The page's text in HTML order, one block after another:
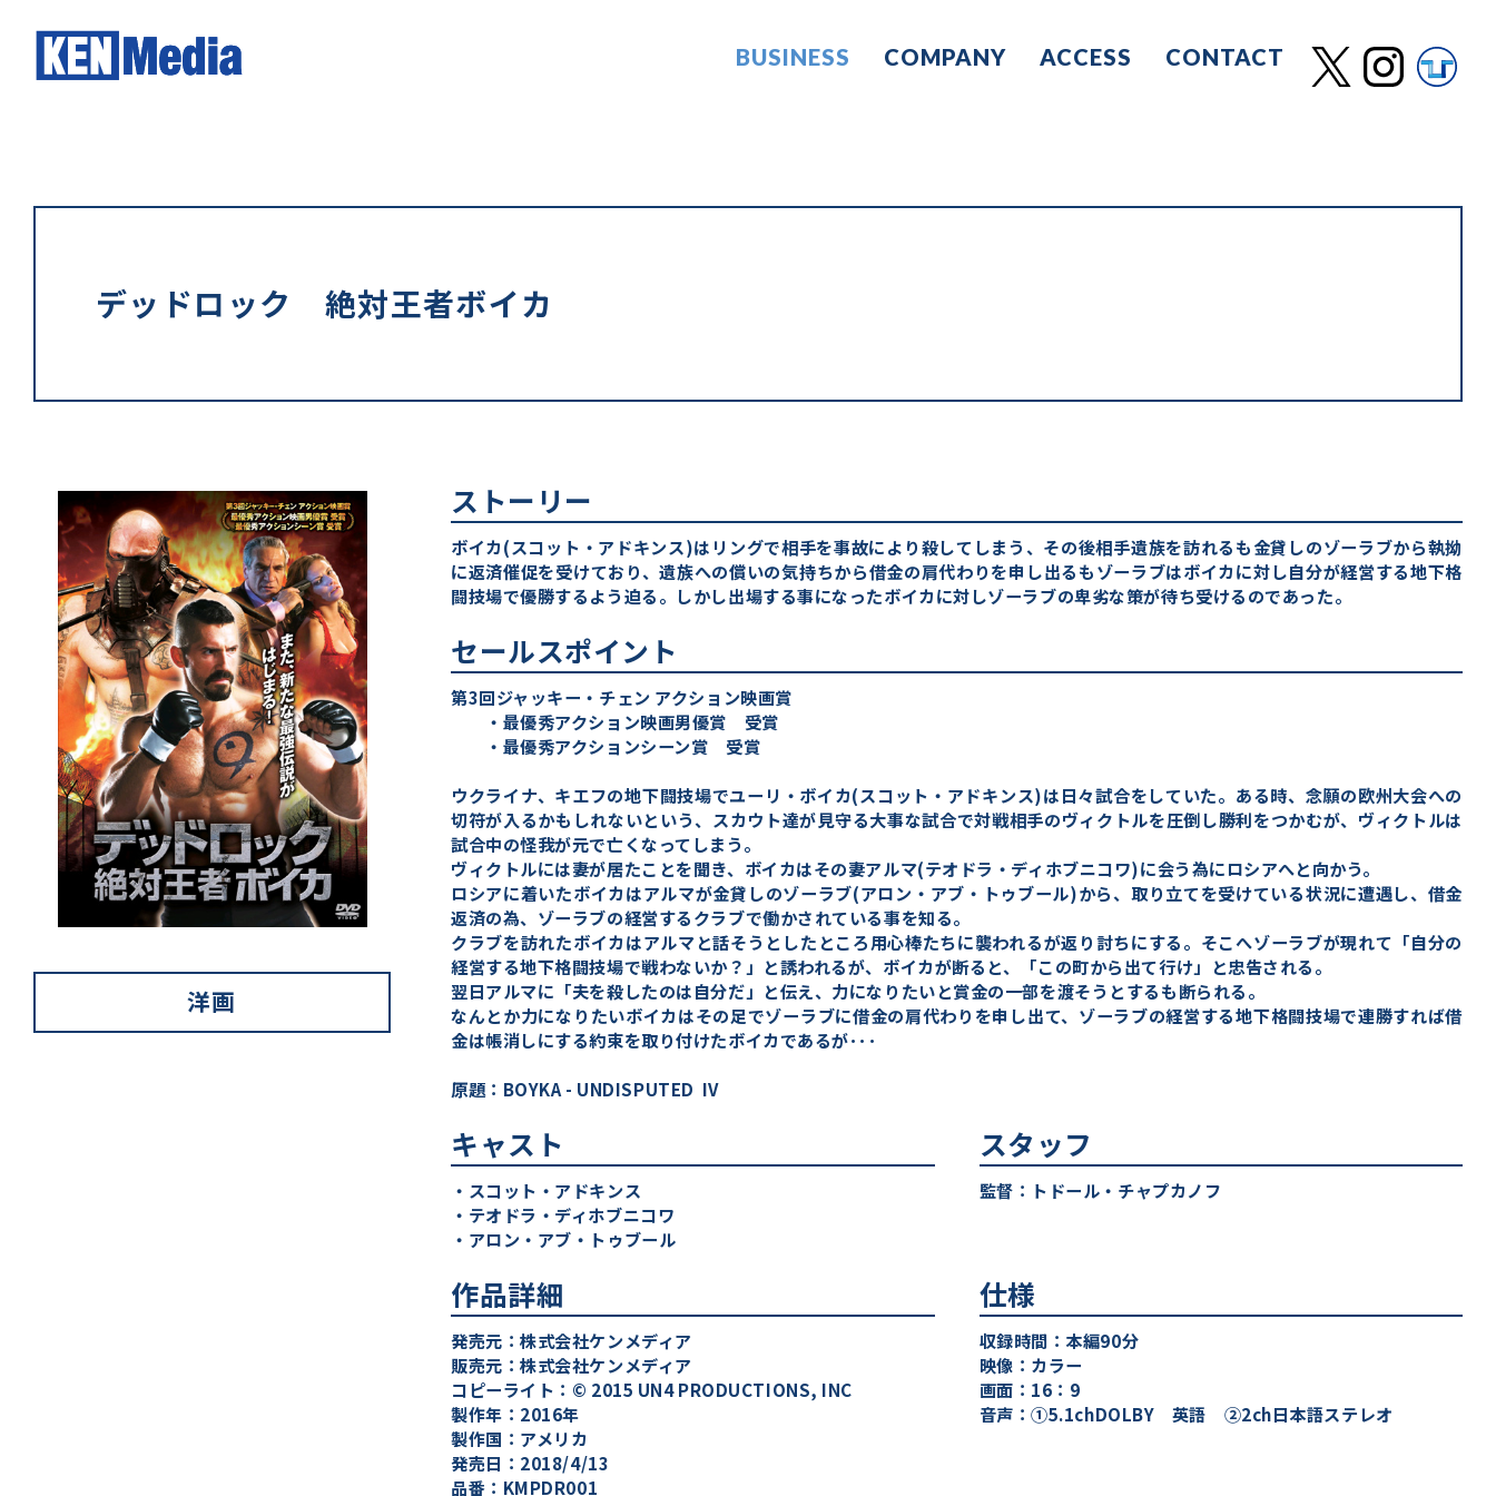
BUSINESS COMPANY ACCESS CONTACT
デッドロック 絶対王者ボイカ
洋画
ストーリー
ボイカ(スコット・アドキンス)はリングで相手を事故により殺してしまう、その後相手遺族を訪れるも金貸しのゾーラブから執拗
に返済催促を受けており、遺族への償いの気持ちから借金の肩代わりを申し出るもゾーラブはボイカに対し自分が経営する地下格
闘技場で優勝するよう迫る。しかし出場する事になったボイカに対しゾーラブの卑劣な策が待ち受けるのであった。
セールスポイント
第3回ジャッキー・チェン アクション映画賞
・最優秀アクション映画男優賞 受賞
・最優秀アクションシーン賞 受賞
ウクライナ、キエフの地下闘技場でユーリ・ボイカ(スコット・アドキンス)は日々試合をしていた。ある時、念願の欧州大会への
切符が入るかもしれないという、スカウト達が見守る大事な試合で対戦相手のヴィクトルを圧倒し勝利をつかむが、ヴィクトルは
試合中の怪我が元で亡くなってしまう。
ヴィクトルには妻が居たことを聞き、ボイカはその妻アルマ(テオドラ・ディホブニコワ)に会う為にロシアへと向かう。
ロシアに着いたボイカはアルマが金貸しのゾーラブ(アロン・アブ・トゥブール)から、取り立てを受けている状況に遭遇し、借金
返済の為、ゾーラブの経営するクラブで働かされている事を知る。
クラブを訪れたボイカはアルマと話そうとしたところ用心棒たちに襲われるが返り討ちにする。そこへゾーラブが現れて「自分の
経営する地下格闘技場で戦わないか？」と誘われるが、ボイカが断ると、「この町から出て行け」と忠告される。
翌日アルマに「夫を殺したのは自分だ」と伝え、力になりたいと賞金の一部を渡そうとするも断られる。
なんとか力になりたいボイカはその足でゾーラブに借金の肩代わりを申し出て、ゾーラブの経営する地下格闘技場で連勝すれば借
金は帳消しにする約束を取り付けたボイカであるが･･･
原題：BOYKA - UNDISPUTED IV
キャスト
・スコット・アドキンス
・テオドラ・ディホブニコワ
・アロン・アブ・トゥブール
スタッフ
監督：トドール・チャプカノフ
作品詳細
発売元：株式会社ケンメディア
販売元：株式会社ケンメディア
コピーライト：© 2015 UN4 PRODUCTIONS, INC
製作年：2016年
製作国：アメリカ
発売日：2018/4/13
品番：KMPDR001
仕様
収録時間：本編90分
映像：カラー
画面：16：9
音声：①5.1chDOLBY 英語 ②2ch日本語ステレオ